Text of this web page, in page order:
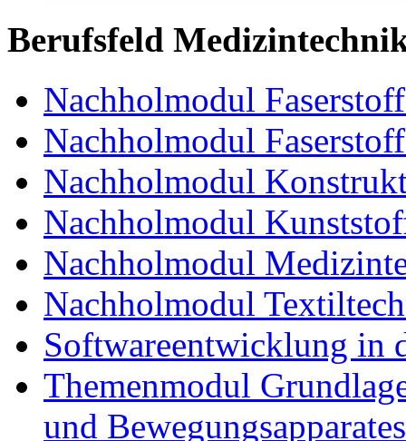
Berufsfeld
Nachholmodul
Nachholmodul
Nachholmodul
Nachholmodul
Nachholmodul
Nachholmodul
Softwareentwicklung in
Themenmodul
und